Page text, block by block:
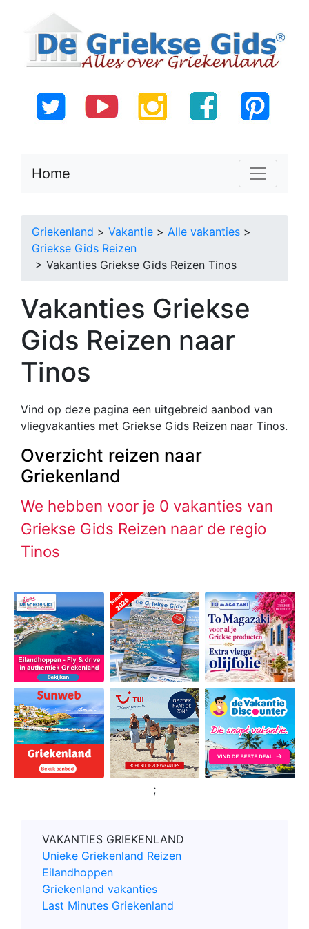
Home
Griekenland > Vakantie > Alle vakanties >
Griekse Gids Reizen
> Vakanties Griekse Gids Reizen Tinos
Vakanties Griekse
Gids Reizen naar
Tinos
Vind op deze pagina een uitgebreid aanbod van
vliegvakanties met Griekse Gids Reizen naar Tinos.
Overzicht reizen naar
Griekenland
We hebben voor je 0 vakanties van
Griekse Gids Reizen naar de regio
Tinos
;
VAKANTIES GRIEKENLAND
Unieke Griekenland Reizen
Eilandhoppen
Griekenland vakanties
Last Minutes Griekenland